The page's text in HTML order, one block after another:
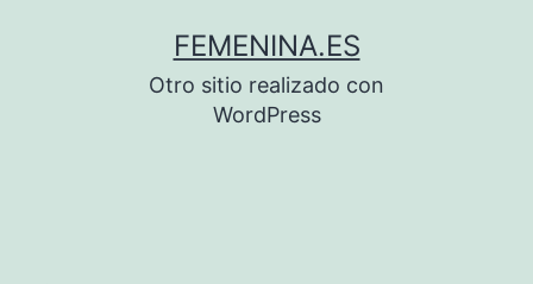
FEMENINA.ES
Otro sitio realizado con
WordPress